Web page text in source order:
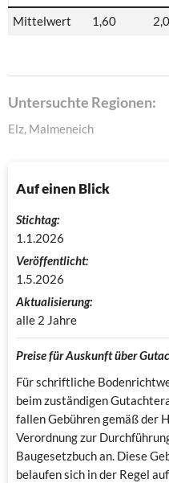
Mittelwert 1,60
Untersuchte Regionen:
Elz, Malmeneich
Auf einen Blick
Stichtag:
1.1.2026
Veröffentlicht:
1.5.2026
Aktualisierung:
alle 2 Jahre
Preise für Auskunft über
Für schriftliche
beim zuständigen
fallen Gebühren gemäß der
Verordnung zur
Baugesetzbuch an. Diese
belaufen sich in der Regel